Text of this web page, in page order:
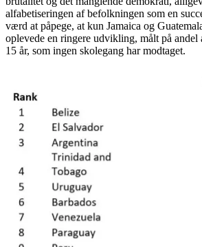
alfabetiseringen af befolkningen som en
værd at påpege, at kun Jamaica og
oplevede en ringere udvikling, målt på
15 år, som ingen skolegang har modtaget.